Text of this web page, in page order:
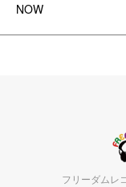
NOW
フリーダムレ